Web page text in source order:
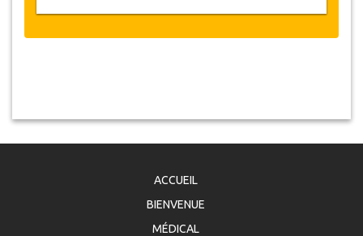
ACCUEIL
BIENVENUE
MÉDICAL